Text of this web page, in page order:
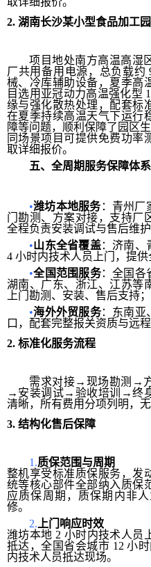
2. 湖南长沙某小型食品加工
项目地处南方高温高湿
厂共用备用电源，总负载约
械、冷库辅助设备，夏季高
目选用亚冠动力高温强化型
缘与强化散热处理，配套标
在夏季持续高温天气下运行
障等问题，顺利保障了园区
同场景项目可提供免费功率
取详细报价。
五、全周期服务保障体系
•潍坊本地服务：青州厂
门勘测、方案对接，支持厂
全程负责安装调试与售后维护
•山东全省覆盖：济南、
4 小时内技术人员上门，提供
•全国范围服务：全国各
湖南、广东、浙江、江苏等
上门勘测、安装、售后支持；
•海外外贸服务：东南亚
口，配套完整报关资质与远程
2. 标准化服务流程
需求对接→现场勘测→
→安装调试→验收培训→终
清晰，所有费用分项列明，无
3. 结构化售后保障
1.质保范围与周期
整机享受标准质保服务，发
统等核心部件全部纳入质保
应质保周期，质保期内非
修。
2. 上门响应时效
潍坊本地 2 小时内技术人员
抵达，全国省会城市 12 小
内技术人员抵达现场。